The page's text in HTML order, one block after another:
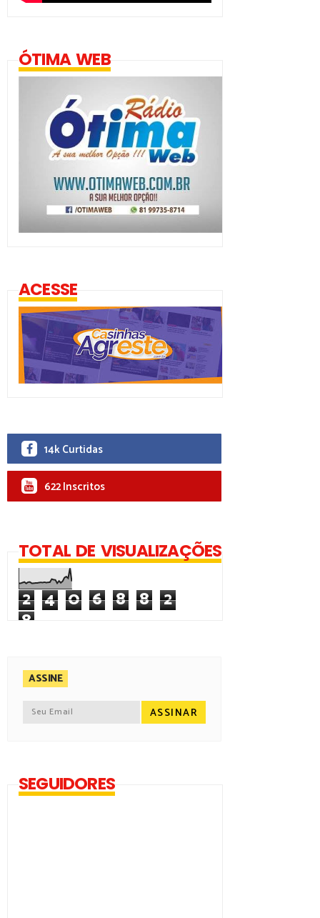
ÓTIMA WEB
ACESSE
14k Curtidas
622 Inscritos
TOTAL DE VISUALIZAÇÕES
2 4 0 6 8 8 2
8
ASSINE
SEGUIDORES